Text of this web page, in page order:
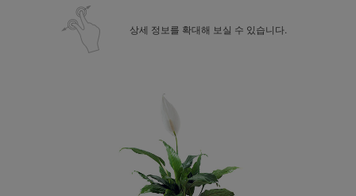
상세 정보를 확대해 보실 수 있습니다.